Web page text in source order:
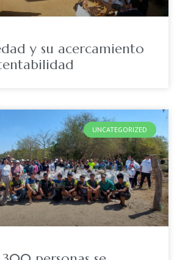
y su acercamiento
UNCATEGORIZED